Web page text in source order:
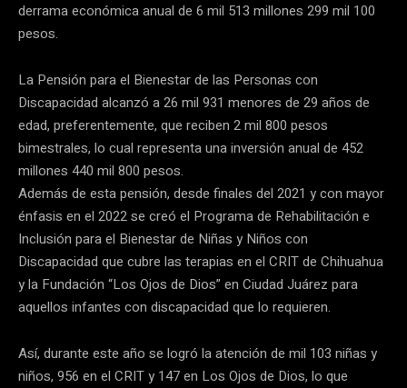
derrama económica anual de 6 mil 513 millones 299 mil 100
pesos.
La Pensión para el Bienestar de las Personas con
Discapacidad alcanzó a 26 mil 931 menores de 29 años de
edad, preferentemente, que reciben 2 mil 800 pesos
bimestrales, lo cual representa una inversión anual de 452
millones 440 mil 800 pesos.
Además de esta pensión, desde finales del 2021 y con mayor
énfasis en el 2022 se creó el Programa de Rehabilitación e
Inclusión para el Bienestar de Niñas y Niños con
Discapacidad que cubre las terapias en el CRIT de Chihuahua
y la Fundación “Los Ojos de Dios” en Ciudad Juárez para
aquellos infantes con discapacidad que lo requieren.
Así, durante este año se logró la atención de mil 103 niñas y
niños, 956 en el CRIT y 147 en Los Ojos de Dios, lo que